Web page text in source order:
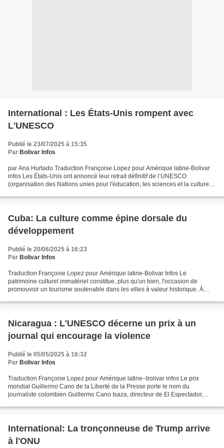
International : Les États-Unis rompent avec
L'UNESCO
Publié le 23/07/2025 à 15:35
Par Bolivar Infos
par Ana Hurtado Traduction Françoise Lopez pour Amérique latine-Bolivar
infos Les États-Unis ont annoncé leur retrait définitif de l’UNESCO
(organisation des Nations unies pour l'éducation, les sciences et la culture),
Cuba: La culture comme épine dorsale du
développement
Publié le 20/06/2025 à 16:23
Par Bolivar Infos
Traduction Françoise Lopez pour Amérique latine-Bolivar Infos Le
patrimoine culturel immatériel constitue, plus qu'un bien, l'occasion de
promouvoir un tourisme soutenable dans les villes à valeur historique. À
Nicaragua : L'UNESCO décerne un prix à un
journal qui encourage la violence
Publié le 05/05/2025 à 16:32
Par Bolivar Infos
Traduction Françoise Lopez pour Amérique latine–bolivar infos Le prix
mondial Guillermo Cano de la Liberté de la Presse porte le nom du
journaliste colombien Guillermo Cano Isaza, directeur de El Espectador,
International: La tronçonneuse de Trump arrive
à l'ONU